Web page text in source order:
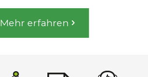
Mehr erfahren